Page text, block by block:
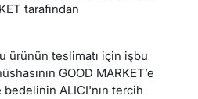
tarafından
ürünün teslimatı için işbu
GOOD MARKET’e
bedelinin ALICI'nın tercih